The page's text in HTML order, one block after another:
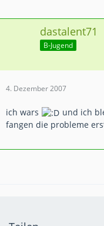
dastalent71
B-Jugend
4. Dezember 2007
ich wars
und ich
fangen die probleme